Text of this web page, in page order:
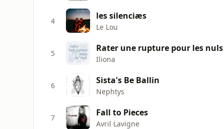
4 les silenciæs
Le Lou
5 Rater une rupture pour les nuls
Iliona
6 Sista's Be Ballin
Nephtys
7 Fall to Pieces
Avril Lavigne